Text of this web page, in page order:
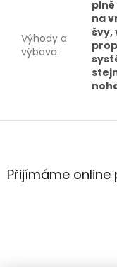
Výhody a
výbava:
na
švy,
Z
aPřijímáme online